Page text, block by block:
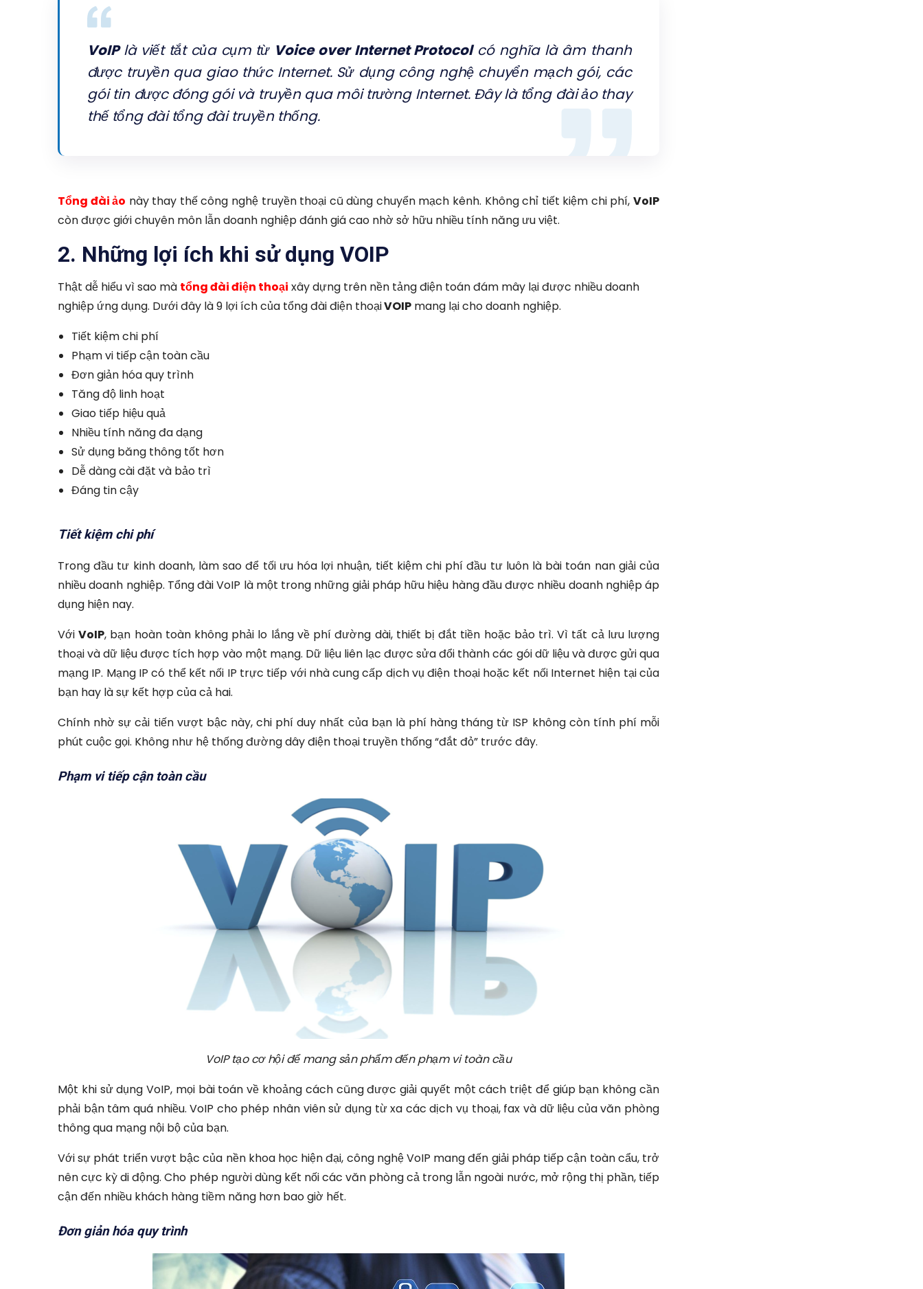
VoIPlà viết tắt của cụm từ Voice over Internet Protocolcó nghĩa là âm thanh
được truyền qua giao thức Internet. Sử dụng công nghệ chuyển mạch gói, các
gói tin được đóng gói và truyền qua môi trường Internet. Đây là tổng đài ảo thay
thế tổng đài tổng đài truyền thống.
Tổng đài ảo này thay thế công nghệ truyền thoại cũ dùng chuyển mạch kênh. Không chỉ tiết kiệm chi phí,VoIP
còn được giới chuyên môn lẫn doanh nghiệp đánh giá cao nhờ sở hữu nhiều tính năng ưu việt.
2. Những lợi ích khi sử dụng VOIP
Thật dễ hiểu vì sao mà tổng đài điện thoại xây dựng trên nền tảng điện toán đám mây lại được nhiều doanh
nghiệp ứng dụng. Dưới đây là 9 lợi ích của tổng đài điện thoạiVOIP mang lại cho doanh nghiệp.
Tiết kiệm chi phí
Phạm vi tiếp cận toàn cầu
Đơn giản hóa quy trình
Tăng độ linh hoạt
Giao tiếp hiệu quả
Nhiều tính năng đa dạng
Sử dụng băng thông tốt hơn
Dễ dàng cài đặt và bảo trì
Đáng tin cậy
Tiết kiệm chi phí
Trong đầu tư kinh doanh, làm sao để tối ưu hóa lợi nhuận, tiết kiệm chi phí đầu tư luôn là bài toán nan giải của
nhiều doanh nghiệp. Tổng đài VoIP là một trong những giải pháp hữu hiệu hàng đầu được nhiều doanh nghiệp áp
dụng hiện nay.
VớiVoIP, bạn hoàn toàn không phải lo lắng về phí đường dài, thiết bị đắt tiền hoặc bảo trì. Vì tất cả lưu lượng
thoại và dữ liệu được tích hợp vào một mạng. Dữ liệu liên lạc được sửa đổi thành các gói dữ liệu và được gửi qua
mạng IP. Mạng IP có thể kết nối IP trực tiếp với nhà cung cấp dịch vụ điện thoại hoặc kết nối Internet hiện tại của
bạn hay là sự kết hợp của cả hai.
Chính nhờ sự cải tiến vượt bậc này, chi phí duy nhất của bạn là phí hàng tháng từ ISP không còn tính phí mỗi
phút cuộc gọi. Không như hệ thống đường dây điện thoại truyền thống “đắt đỏ” trước đây.
Phạm vi tiếp cận toàn cầu
VoIP tạo cơ hội để mang sản phẩm đến phạm vi toàn cầu
Một khi sử dụng VoIP, mọi bài toán về khoảng cách cũng được giải quyết một cách triệt để giúp bạn không cần
phải bận tâm quá nhiều. VoIP cho phép nhân viên sử dụng từ xa các dịch vụ thoại, fax và dữ liệu của văn phòng
thông qua mạng nội bộ của bạn.
Với sự phát triển vượt bậc của nền khoa học hiện đại, công nghệ VoIP mang đến giải pháp tiếp cận toàn cẩu, trở
nên cực kỳ di động. Cho phép người dùng kết nối các văn phòng cả trong lẫn ngoài nước, mở rộng thị phần, tiếp
cận đến nhiều khách hàng tiềm năng hơn bao giờ hết.
Đơn giản hóa quy trình